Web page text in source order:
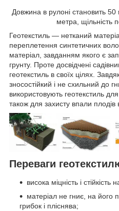
Довжина в рулоні становить
метра, щільність
Геотекстиль — нетканий
переплетення синтетичних
матеріал, завданням якого є
грунту. Проте досвідчені
геотекстиль в своїх цілях.
зносостійкий і не схильний до
використовують геотекстиль
також для захисту впали плодів
Переваги
висока міцність і стійкість
матеріал не гниє, на його
грибок і пліснява;